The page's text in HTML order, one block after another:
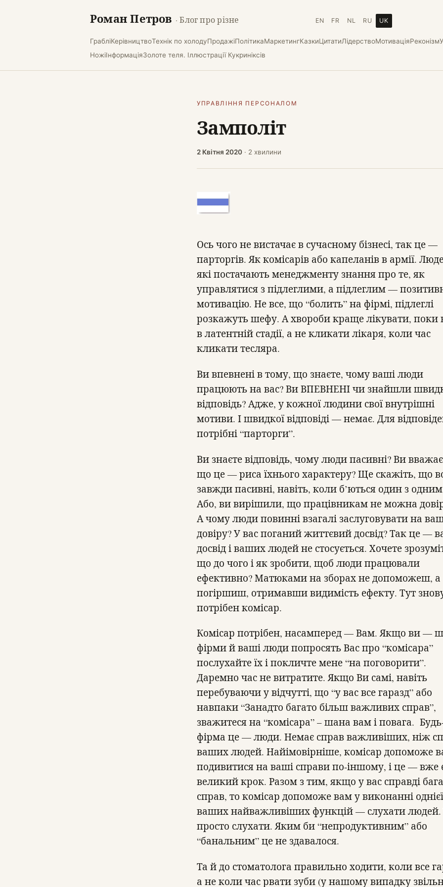
Роман Петров · Блог про різне EN FR NL RU UK
ГрабліКерівництвоТехнік по холодуПродажіПолітикаМаркетингКазкиЦитатиЛідерствоМотиваціяРеконізм
НожіІнформаціяЗолоте теля. Іллюстрації Кукриніксів
УПРАВЛІННЯ ПЕРСОНАЛОМ
Замполіт
2 Квітня 2020 · 2 хвилини
Ось чого не вистачає в сучасному бізнесі, так це —
парторгів. Як комісарів або капеланів в армії.
які постачають менеджменту знання про те, як
управлятися з підлеглими, а підлеглим —
мотивацію. Не все, що “болить” на фірмі, підлеглі
розкажуть шефу. А хвороби краще лікувати, поки
в латентній стадії, а не кликати лікаря, коли час
кликати тесляра.
Ви впевнені в тому, що знаєте, чому ваші люди
працюють на вас? Ви ВПЕВНЕНІ чи знайшли
відповідь? Адже, у кожної людини свої внутрішні
мотиви. І швидкої відповіді — немає. Для
потрібні “парторги”.
Ви знаєте відповідь, чому люди пасивні? Ви
що це — риса їхнього характеру? Ще скажіть, що
завжди пасивні, навіть, коли б’ються один з одним
Або, ви вирішили, що працівникам не можна
А чому люди повинні взагалі заслуговувати на
довіру? У вас поганий життєвий досвід? Так це —
досвід і ваших людей не стосується. Хочете
що до чого і як зробити, щоб люди працювали
ефективно? Матюками на зборах не допоможеш, а
погіршиш, отримавши видимість ефекту. Тут
потрібен комісар.
Комісар потрібен, насамперед — Вам. Якщо ви —
фірми й ваші люди попросять Вас про “комісара”
послухайте їх і покличте мене “на поговорити”.
Даремно час не витратите. Якщо Ви самі, навіть
перебуваючи у відчутті, що “у вас все гаразд” або
навпаки “Занадто багато більш важливих справ”,
зважитеся на “комісара” – шана вам і повага.
фірма це — люди. Немає справ важливіших, ніж
ваших людей. Найімовірніше, комісар допоможе
подивитися на ваші справи по-іншому, і це — вже
великий крок. Разом з тим, якщо у вас справді
справ, то комісар допоможе вам у виконанні
ваших найважливіших функцій — слухати людей.
просто слухати. Яким би “непродуктивним” або
“банальним” це не здавалося.
Та й до стоматолога правильно ходити, коли все
а не коли час рвати зуби (у нашому випадку